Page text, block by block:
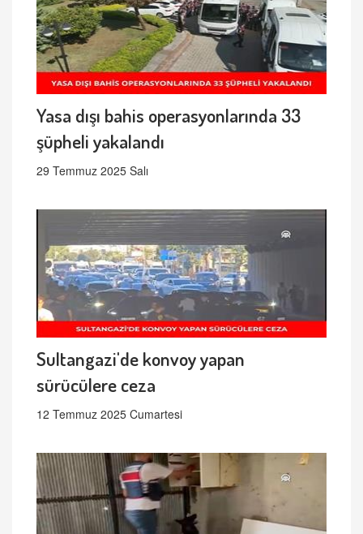
Yasa dışı bahis operasyonlarında 33
şüpheli yakalandı
29 Temmuz 2025 Salı
Sultangazi'de konvoy yapan
sürücülere ceza
12 Temmuz 2025 Cumartesi